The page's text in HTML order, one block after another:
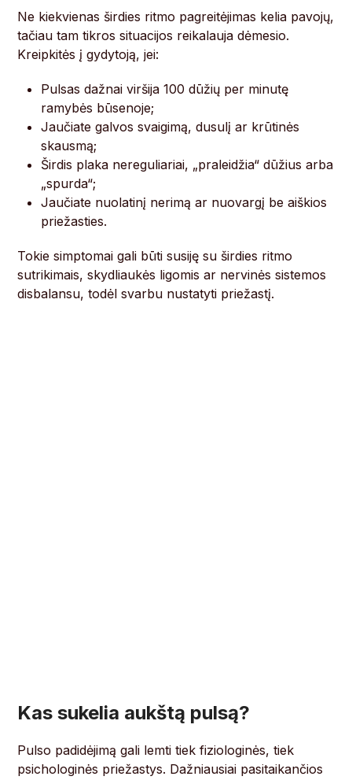
Ne kiekvienas širdies ritmo pagreitėjimas kelia pavojų,
tačiau tam tikros situacijos reikalauja dėmesio.
Kreipkitės į gydytoją, jei:
Pulsas dažnai viršija 100 dūžių per minutę
ramybės būsenoje;
Jaučiate galvos svaigimą, dusulį ar krūtinės
skausmą;
Širdis plaka nereguliariai, „praleidžia“ dūžius arba
„spurda“;
Jaučiate nuolatinį nerimą ar nuovargį be aiškios
priežasties.
Tokie simptomai gali būti susiję su širdies ritmo
sutrikimais, skydliaukės ligomis ar nervinės sistemos
disbalansu, todėl svarbu nustatyti priežastį.
Kas sukelia aukštą pulsą?
Pulso padidėjimą gali lemti tiek fiziologinės, tiek
psichologinės priežastys. Dažniausiai pasitaikančios